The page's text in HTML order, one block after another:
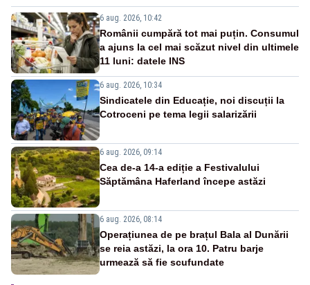
6 aug. 2026, 10:42
Românii cumpără tot mai puțin. Consumul
a ajuns la cel mai scăzut nivel din ultimele
11 luni: datele INS
6 aug. 2026, 10:34
Sindicatele din Educație, noi discuții la
Cotroceni pe tema legii salarizării
6 aug. 2026, 09:14
Cea de-a 14-a ediție a Festivalului
Săptămâna Haferland începe astăzi
6 aug. 2026, 08:14
Operațiunea de pe brațul Bala al Dunării
se reia astăzi, la ora 10. Patru barje
urmează să fie scufundate